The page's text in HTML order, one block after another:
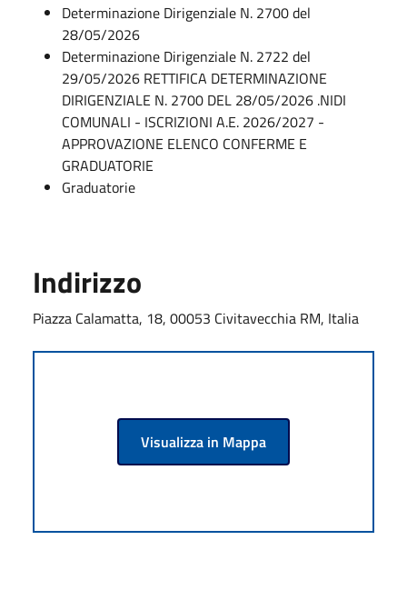
Determinazione Dirigenziale N. 2700 del
28/05/2026
Determinazione Dirigenziale N. 2722 del
29/05/2026 RETTIFICA DETERMINAZIONE
DIRIGENZIALE N. 2700 DEL 28/05/2026 .NIDI
COMUNALI - ISCRIZIONI A.E. 2026/2027 -
APPROVAZIONE ELENCO CONFERME E
GRADUATORIE
Graduatorie
Indirizzo
Piazza Calamatta, 18, 00053 Civitavecchia RM, Italia
Visualizza in Mappa